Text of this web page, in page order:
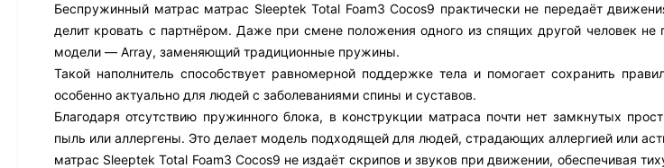
Беспружинный матрас матрас Sleeptek Total Foam3 Cocos9 практически не передаёт
делит кровать с партнёром. Даже при смене положения одного из спящих другой человек не
модели — Array, заменяющий традиционные пружины.
Такой наполнитель способствует равномерной поддержке тела и помогает сохранить
особенно актуально для людей с заболеваниями спины и суставов.
Благодаря отсутствию пружинного блока, в конструкции матраса почти нет замкнутых
пыль или аллергены. Это делает модель подходящей для людей, страдающих аллергией или
матрас Sleeptek Total Foam3 Cocos9 не издаёт скрипов и звуков при движении, обеспечивая